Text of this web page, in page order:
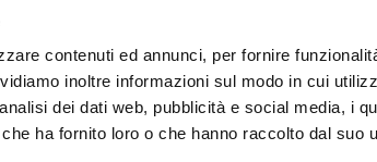
contenuti ed annunci, per fornire
inoltre informazioni sul modo in cui
dei dati web, pubblicità e social media, i
ha fornito loro o che hanno raccolto dal suo